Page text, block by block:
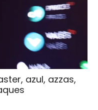
azul, azzas,